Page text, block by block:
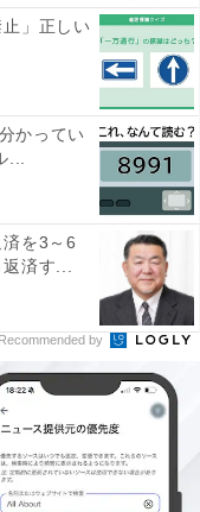
」正しい
かってい
を3～6
済す...
Recommended by